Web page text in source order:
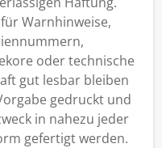
Warnhinweise,
oder technische
gut lesbar bleiben
gedruckt und
in nahezu jeder
gefertigt werden.